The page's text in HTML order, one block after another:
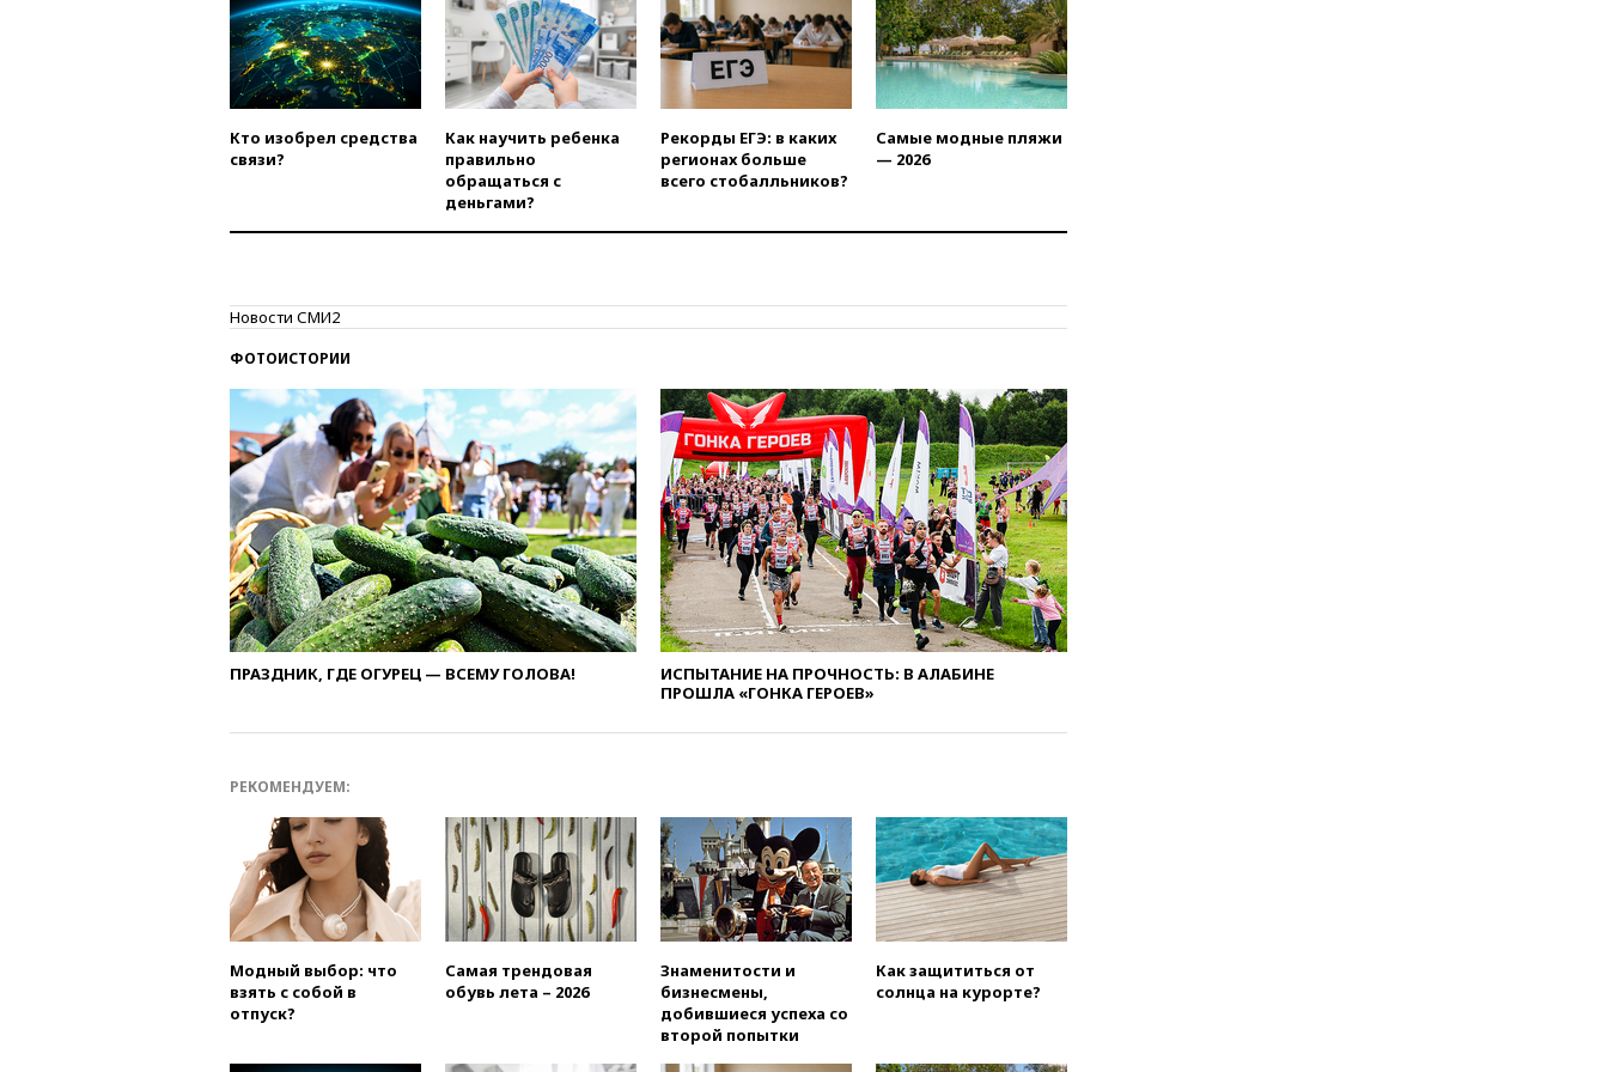
Движение по
Крымскому мосту
перекрывали второй раз за
день
16:00
Создатели пирамиды
АФК «Наследие» получили от
шести до 12 лет колонии
15:45
снятии «Яблока» с выборов
складе с красками в Брянске
рейсы в Абу-Даби
14:52Турция, Саудовская
Аравия и Пакистан
объединились в военный
альянс
14:39Экс-издатель Popcorn
Books получил условный срок
по делу о пропаганде ЛГБТ
14:34Минпромторг не
намерен сокращать перечень
товаров для параллельного
импорта
одобрил открытие сезона на
сенатора Нарусову в список
кандидатов в Совфед
13:57
Wildberries запустит
программу по открытию
партнерских хабов
одобрили скандальный
законопроект о частной
собственности
Кто изобрел средства
связи?
Как научить ребенка
правильно
обращаться с
деньгами?
Рекорды ЕГЭ: в каких
регионах больше
всего стобалльников?
Самые модные пляжи
— 2026
Новости СМИ2
ФОТОИСТОРИИ
ПРАЗДНИК, ГДЕ ОГУРЕЦ — ВСЕМУ ГОЛОВА!
ИСПЫТАНИЕ НА ПРОЧНОСТЬ: В АЛАБИНЕ
ПРОШЛА «ГОНКА ГЕРОЕВ»
РЕКОМЕНДУЕМ:
Модный выбор: что
взять с собой в
отпуск?
Самая трендовая
обувь лета – 2026
Знаменитости и
бизнесмены,
добившиеся успеха со
второй попытки
Как защититься от
солнца на курорте?